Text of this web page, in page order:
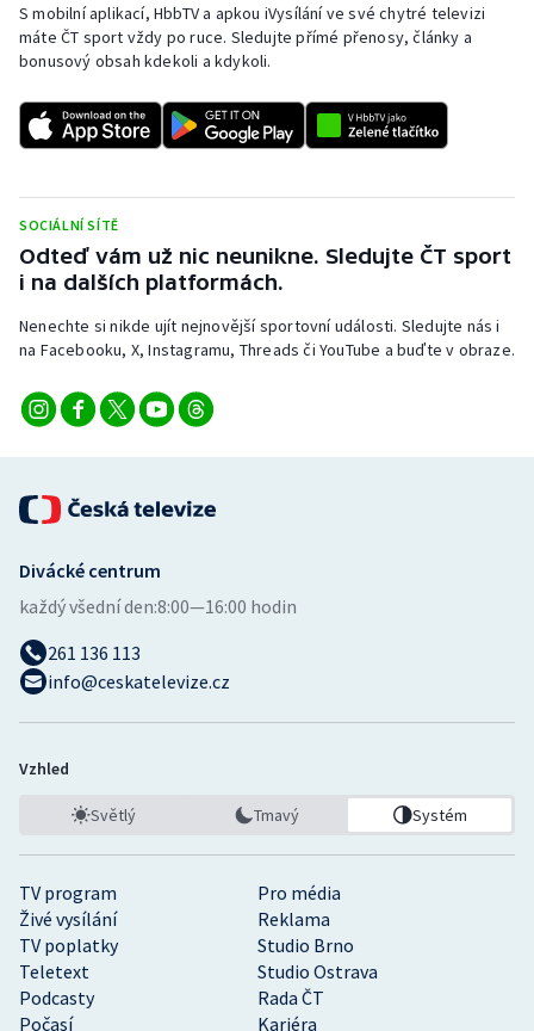
S mobilní aplikací, HbbTV a apkou iVysílání ve své chytré televizi
máte ČT sport vždy po ruce. Sledujte přímé přenosy, články a
bonusový obsah kdekoli a kdykoli.
SOCIÁLNÍ SÍTĚ
Odteď vám už nic neunikne. Sledujte ČT sport
i na dalších platformách.
Nenechte si nikde ujít nejnovější sportovní události. Sledujte nás i
na Facebooku, X, Instagramu, Threads či YouTube a buďte v obraze.
TV program
Pro média
Živé vysílání
Reklama
TV poplatky
Studio Brno
Teletext
Studio Ostrava
Podcasty
Rada ČT
Počasí
Kariéra
Divácké centrum
každý všední den:8:00—16:00 hodin
261 136 113
info@ceskatelevize.cz
Vzhled
Světlý Tmavý Systém